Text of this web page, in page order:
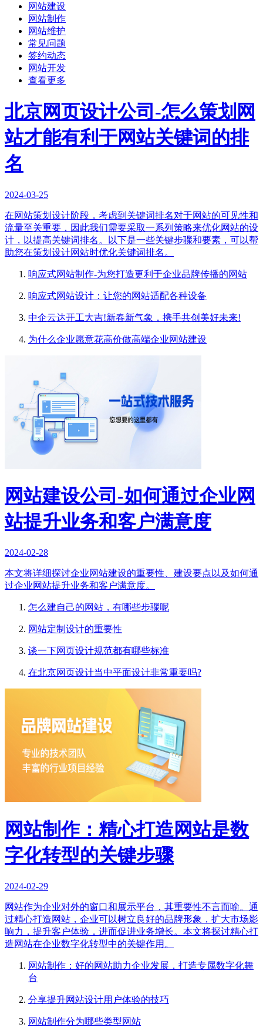
网站建设
网站制作
网站维护
常见问题
签约动态
网站开发
查看更多
北京网页设计公司-怎么策划网
站才能有利于网站关键词的排
名
2024-03-25
在网站策划设计阶段，考虑到关键词排名对于网站的可见性和
流量至关重要，因此我们需要采取一系列策略来优化网站的设
计，以提高关键词排名。以下是一些关键步骤和要素，可以帮
助您在策划设计网站时优化关键词排名。
响应式网站制作-为您打造更利于企业品牌传播的网站
响应式网站设计：让您的网站适配各种设备
中企云达开工大吉!新春新气象，携手共创美好未来!
为什么企业愿意花高价做高端企业网站建设
网站建设公司-如何通过企业网
站提升业务和客户满意度
2024-02-28
本文将详细探讨企业网站建设的重要性、建设要点以及如何通
过企业网站提升业务和客户满意度。
怎么建自己的网站，有哪些步骤呢
网站定制设计的重要性
谈一下网页设计规范都有哪些标准
在北京网页设计当中平面设计非常重要吗?
网站制作：精心打造网站是数
字化转型的关键步骤
2024-02-29
网站作为企业对外的窗口和展示平台，其重要性不言而喻。通
过精心打造网站，企业可以树立良好的品牌形象，扩大市场影
响力，提升客户体验，进而促进业务增长。本文将探讨精心打
造网站在企业数字化转型中的关键作用。
网站制作：好的网站助力企业发展，打造专属数字化舞
台
分享提升网站设计用户体验的技巧
网站制作分为哪些类型网站